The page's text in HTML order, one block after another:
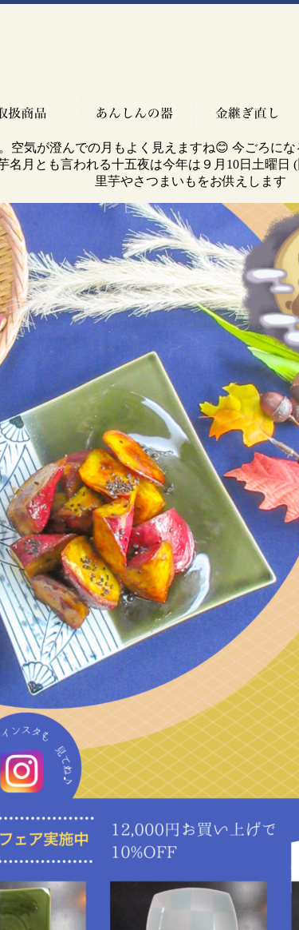
空気が澄んでの月もよく見えますね😊 今ごろに
名月とも言われる十五夜は今年は９月10日土曜日
里芋やさつまいもをお供えします